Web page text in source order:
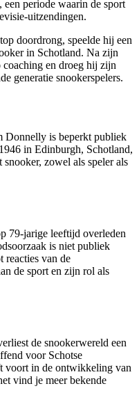
periode waarin de sport
uitzendingen.
doordrong, speelde hij een
in Schotland. Na zijn
coaching en droeg hij zijn
generatie snookerspelers.
Donnelly is beperkt publiek
in Edinburgh, Schotland,
zowel als speler als
79-jarige leeftijd overleden
is niet publiek
reacties van de
de sport en zijn rol als
de snookerwereld een
voor Schotse
voort in de ontwikkeling van
vind je meer bekende